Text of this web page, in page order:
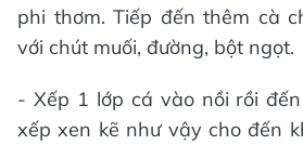
phi thơm. Tiếp đến thêm cà
với chút muối, đường, bột ngọt.
- Xếp 1 lớp cá vào nồi rồi
xếp xen kẽ như vậy cho đến